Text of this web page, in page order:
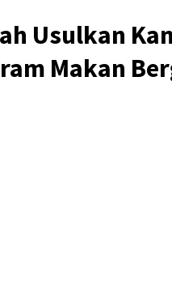
Usulkan
Makan